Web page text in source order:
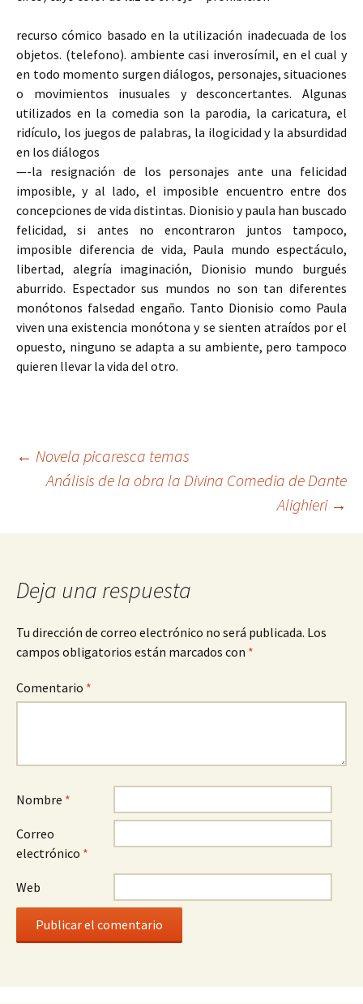
recurso cómico basado en la utilización inadecuada de los
objetos. (telefono). ambiente casi inverosímil, en el cual y
en todo momento surgen diálogos, personajes, situaciones
o movimientos inusuales y desconcertantes. Algunas
utilizados en la comedia son la parodia, la caricatura, el
ridículo, los juegos de palabras, la ilogicidad y la absurdidad
en los diálogos
—-la resignación de los personajes ante una felicidad
imposible, y al lado, el imposible encuentro entre dos
concepciones de vida distintas. Dionisio y paula han buscado
felicidad, si antes no encontraron juntos tampoco,
imposible diferencia de vida, Paula mundo espectáculo,
libertad, alegría imaginación, Dionisio mundo burgués
aburrido. Espectador sus mundos no son tan diferentes
monótonos falsedad engaño. Tanto Dionisio como Paula
viven una existencia monótona y se sienten atraídos por el
opuesto, ninguno se adapta a su ambiente, pero tampoco
quieren llevar la vida del otro.
Navegación
← Novela picaresca temas
Análisis de la obra la Divina Comedia de Dante
Alighieri →
Deja una respuesta
Tu dirección de correo electrónico no será publicada. Los
campos obligatorios están marcados con *
Comentario *
Nombre *
Correo
electrónico *
Web